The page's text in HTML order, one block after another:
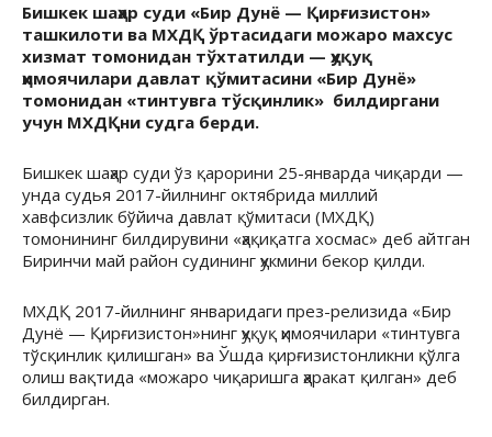
Бишкек шаҳар суди «Бир Дунё — Қирғизистон»
ташкилоти ва МХДҚ ўртасидаги можаро махсус
хизмат томонидан тўхтатилди — ҳуқуқ
ҳимоячилари давлат қўмитасини «Бир Дунё»
томонидан «тинтувга тўсқинлик» билдиргани
учун МХДҚни судга берди.
Бишкек шаҳар суди ўз қарорини 25-январда чиқарди —
унда судья 2017-йилнинг октябрида миллий
хавфсизлик бўйича давлат қўмитаси (МХДҚ)
томонининг билдирувини «ҳақиқатга хосмас» деб айтган
Биринчи май район судининг ҳукмини бекор қилди.
МХДҚ 2017-йилнинг январидаги през-релизида «Бир
Дунё — Қирғизистон»нинг ҳуқуқ ҳимоячилари «тинтувга
тўсқинлик қилишган» ва Ўшда қирғизистонликни қўлга
олиш вақтида «можаро чиқаришга ҳаракат қилган» деб
билдирган.